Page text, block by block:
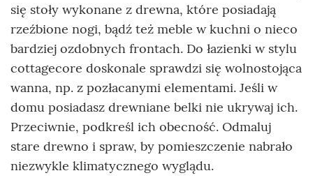
się stoły wykonane z drewna, które posiadają
rzeźbione nogi, bądź też meble w kuchni o nieco
bardziej ozdobnych frontach. Do łazienki w stylu
cottagecore doskonale sprawdzi się wolnostojąca
wanna, np. z pozłacanymi elementami. Jeśli w
domu posiadasz drewniane belki nie ukrywaj ich.
Przeciwnie, podkreśl ich obecność. Odmaluj
stare drewno i spraw, by pomieszczenie nabrało
niezwykle klimatycznego wyglądu.